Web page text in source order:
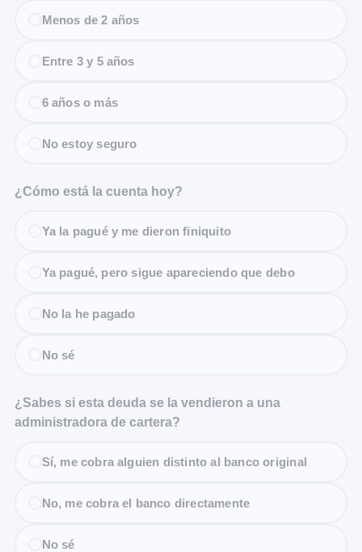
Menos de 2 años
Entre 3 y 5 años
6 años o más
No estoy seguro
¿Cómo está la cuenta hoy?
Ya la pagué y me dieron finiquito
Ya pagué, pero sigue apareciendo que debo
No la he pagado
No sé
¿Sabes si esta deuda se la vendieron a una
administradora de cartera?
Sí, me cobra alguien distinto al banco original
No, me cobra el banco directamente
No sé